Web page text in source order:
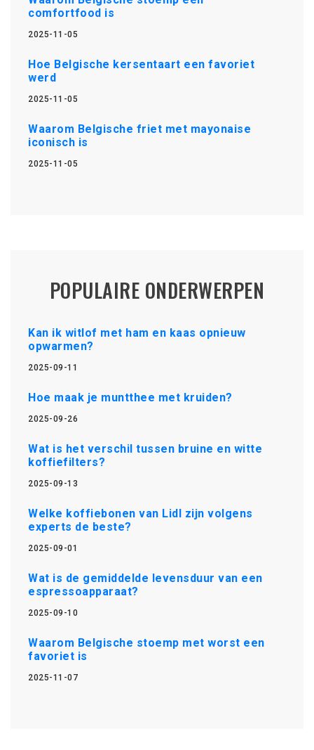
comfortfood is
2025-11-05
Hoe Belgische kersentaart een favoriet
werd
2025-11-05
Waarom Belgische friet met mayonaise
iconisch is
2025-11-05
POPULAIRE ONDERWERPEN
Kan ik witlof met ham en kaas opnieuw
opwarmen?
2025-09-11
Hoe maak je muntthee met kruiden?
2025-09-26
Wat is het verschil tussen bruine en witte
koffiefilters?
2025-09-13
Welke koffiebonen van Lidl zijn volgens
experts de beste?
2025-09-01
Wat is de gemiddelde levensduur van een
espressoapparaat?
2025-09-10
Waarom Belgische stoemp met worst een
favoriet is
2025-11-07